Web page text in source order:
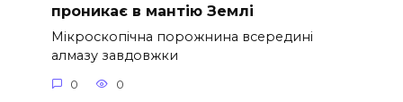
проникає в мантію Землі
Мікроскопічна порожнина всередині
алмазу завдовжки
0 0